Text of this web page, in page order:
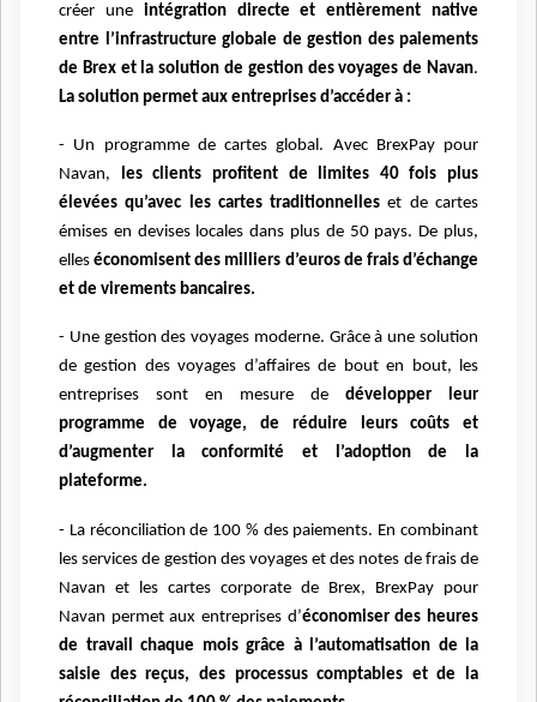
créer uneintégration directe et entièrement native
entre l’infrastructure globale de gestion des paiements
de Brex et la solution de gestion des voyages de Navan.
La solution permet aux entreprises d’accéder à :
- Un programme de cartes global. Avec BrexPay pour
Navan, les clients profitent de limites 40 fois plus
élevées qu’avec les cartes traditionnelles et de cartes
émises en devises locales dans plus de 50 pays. De plus,
elles économisent des milliers d’euros de frais d’échange
et de virements bancaires.
- Une gestion des voyages moderne. Grâce à une solution
de gestion des voyages d’affaires de bout en bout, les
entreprises sont en mesure de développer leur
programme de voyage, de réduire leurs coûts et
d’augmenter la conformité et l’adoption de la
plateforme.
- La réconciliation de 100 % des paiements. En combinant
les services de gestion des voyages et des notes de frais de
Navan et les cartes corporate de Brex, BrexPay pour
Navan permet aux entreprises d’économiser des heures
de travail chaque mois grâce à l’automatisation de la
saisie des reçus, des processus comptables et de la